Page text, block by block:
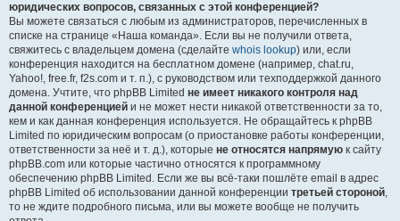
юридических вопросов, связанных с этой конференцией?
Вы можете связаться с любым из администраторов, перечисленных в
списке на странице «Наша команда». Если вы не получили ответа,
свяжитесь с владельцем домена (сделайте whois lookup) или, если
конференция находится на бесплатном домене (например, chat.ru,
Yahoo!, free.fr, f2s.com и т. п.), с руководством или техподдержкой данного
домена. Учтите, что phpBB Limited не имеет никакого контроля над
данной конференцией и не может нести никакой ответственности за то,
кем и как данная конференция используется. Не обращайтесь к phpBB
Limited по юридическим вопросам (о приостановке работы конференции,
ответственности за неё и т. д.), которые не относятся напрямую к сайту
phpBB.com или которые частично относятся к программному
обеспечению phpBB Limited. Если же вы всё-таки пошлёте email в адрес
phpBB Limited об использовании данной конференции третьей стороной,
то не ждите подробного письма, или вы можете вообще не получить